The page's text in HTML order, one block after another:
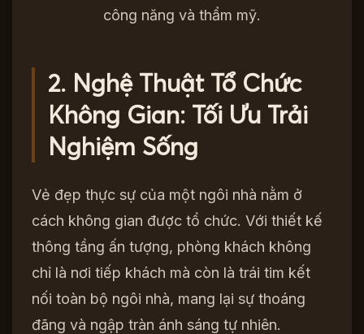
công năng và thẩm mỹ.
2. Nghệ Thuật Tổ Chức
Không Gian: Tối Ưu Trải
Nghiệm Sống
Vẻ đẹp thực sự của một ngôi nhà nằm ở
cách không gian được tổ chức. Với thiết kế
thông tầng ấn tượng, phòng khách không
chỉ là nơi tiếp khách mà còn là trái tim kết
nối toàn bộ ngôi nhà, mang lại sự thoáng
đãng và ngập tràn ánh sáng tự nhiên.